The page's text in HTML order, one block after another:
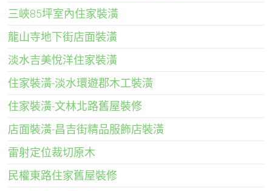
三峽85坪室內住家裝潢
龍山寺地下街店面裝潢
淡水吉美悅洋住家裝潢
住家裝潢-淡水環遊郡木工裝潢
住家裝潢-文林北路舊屋裝修
店面裝潢-昌吉街精品服飾店裝潢
雷射定位裁切原木
民權東路住家舊屋裝修